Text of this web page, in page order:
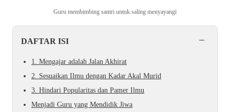
Guru membimbing santri untuk saling menyayangi
DAFTAR ISI −
1. Mengajar adalah Jalan Akhirat
2. Sesuaikan Ilmu dengan Kadar Akal Murid
3. Hindari Popularitas dan Pamer Ilmu
Menjadi Guru yang Mendidik Jiwa